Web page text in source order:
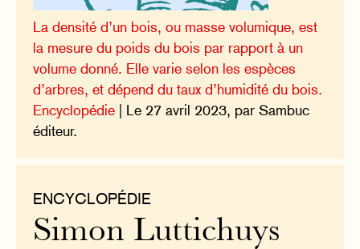
La densité d’un bois, ou masse volumique, est
la mesure du poids du bois par rapport à un
volume donné. Elle varie selon les espèces
d’arbres, et dépend du taux d’humidité du bois.
Encyclopédie | Le 27 avril 2023, par Sambuc
éditeur.
ENCYCLOPÉDIE
Simon Luttichuys